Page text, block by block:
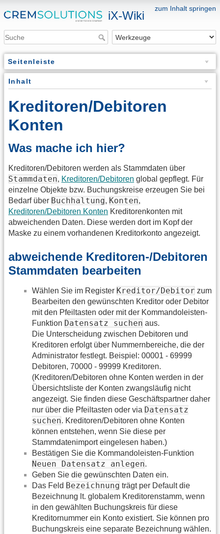
zum Inhalt springen
iX-Wiki
Seitenleiste
Inhalt
Kreditoren/Debitoren
Konten
Was mache ich hier?
Kreditoren/Debitoren werden als Stammdaten über
Stammdaten, Kreditoren/Debitoren global gepflegt. Für
einzelne Objekte bzw. Buchungskreise erzeugen Sie bei
Bedarf über Buchhaltung, Konten,
Kreditoren/Debitoren Konten Kreditorenkonten mit
abweichenden Daten. Diese werden dort im Kopf der
Maske zu einem vorhandenen Kreditorkonto angezeigt.
abweichende Kreditoren-/Debitoren
Stammdaten bearbeiten
Wählen Sie im Register Kreditor/Debitor zum
Bearbeiten den gewünschten Kreditor oder Debitor
mit den Pfeiltasten oder mit der Kommandoleisten-
Funktion Datensatz suchen aus.
Die Unterscheidung zwischen Debitoren und
Kreditoren erfolgt über Nummernbereiche, die der
Administrator festlegt. Beispiel: 00001 - 69999
Debitoren, 70000 - 99999 Kreditoren.
(Kreditoren/Debitoren ohne Konten werden in der
Übersichtsliste der Konten zwangsläufig nicht
angezeigt. Sie finden diese Geschäftspartner daher
nur über die Pfeiltasten oder via Datensatz
suchen. Kreditoren/Debitoren ohne Konten
können entstehen, wenn Sie diese per
Stammdatenimport eingelesen haben.)
Bestätigen Sie die Kommandoleisten-Funktion
Neuen Datensatz anlegen.
Geben Sie die gewünschten Daten ein.
Das Feld Bezeichnung trägt per Default die
Bezeichnung lt. globalem Kreditorenstamm, wenn
in den gewählten Buchungskreis für diese
Kreditornummer ein Konto existiert. Sie können pro
Buchungskreis eine separate Bezeichnung wählen.